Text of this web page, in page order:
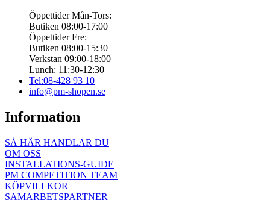
Öppettider Mån-Tors:
Butiken 08:00-17:00
Öppettider Fre:
Butiken 08:00-15:30
Verkstan 09:00-18:00
Lunch: 11:30-12:30
Tel:08-428 93 10
info@pm-shopen.se
Information
SÅ HÄR HANDLAR DU
OM OSS
INSTALLATIONS-GUIDE
PM COMPETITION TEAM
KÖPVILLKOR
SAMARBETSPARTNER